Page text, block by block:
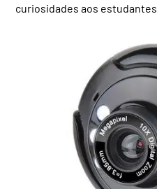
curiosidades aos estudantes.